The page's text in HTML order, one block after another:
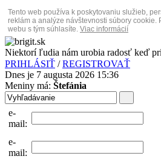
Tento web používa k poskytovaniu služieb,
reklám a analýze návštevnosti súbory cookie.
webu s tým súhlasíte. Viac informácií
Niektorí ľudia nám urobia radosť keď
PRIHLÁSIŤ /REGISTROVAŤ
Dnes je 7 augusta 2026 15:36
Meniny má: Štefánia
e-
mail:
e-
mail: